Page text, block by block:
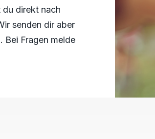
du direkt nach
senden dir aber
Bei Fragen melde